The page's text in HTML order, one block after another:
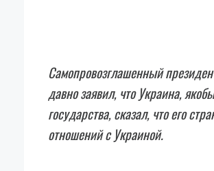
Самопровозглашенный
давно заявил, что Украина,
государства, сказал, что его
отношений с Украиной.